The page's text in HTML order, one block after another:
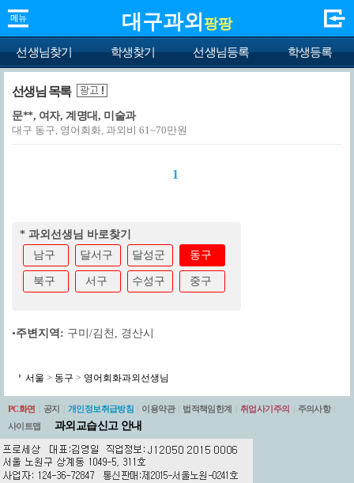
대구과외 팡팡
선생님찾기 학생찾기 선생님등록 학생등록
선생님 목록
문**, 여자, 계명대, 미술과
대구 동구, 영어회화, 과외비 61~70만원
1
* 과외선생님 바로찾기
남구
달서구 달성군 동구
북구 서구 수성구 중구
•주변지역: 구미/김천 , 경산시
서울 > 동구 > 영어회화과외선생님
PC화면 공지 개인정보취급방침 이용약관 법적책임한계 취업사기주의 주의사항
사이트맵
과외교습신고 안내